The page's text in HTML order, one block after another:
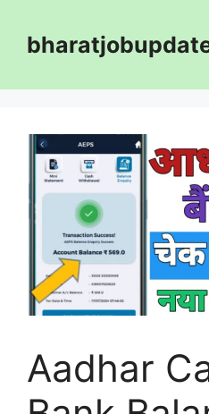
content
Aadhar